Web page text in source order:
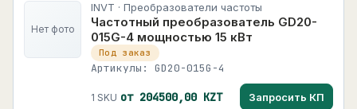
Нет фото
INVT · Преобразователи частоты
Частотный преобразователь GD20-
015G-4 мощностью 15 кВт
Под заказ
Артикулы: GD20-015G-4
1 SKU от 204500,00 KZT Запросить КП